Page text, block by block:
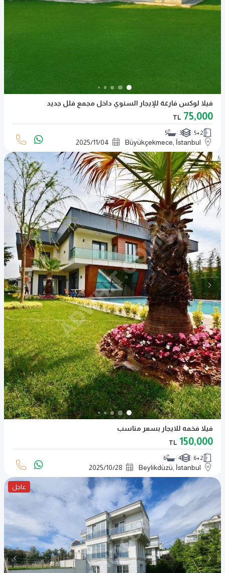
فيلا لوكس فارغة للإيجار السنوي داخل مجمع فلل جديد
75,000
TL
5+2
3
5
Büyükçekmece, İstanbul
2025/11/04
فيلا فخمه للايجار بسعر مناسب
150,000
TL
6+2
4
6
Beylikdüzü, İstanbul
2025/10/28
عاجل